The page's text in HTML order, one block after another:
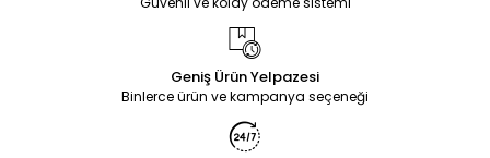
Geniş Ürün Yelpazesi
Binlerce ürün ve kampanya seçeneği